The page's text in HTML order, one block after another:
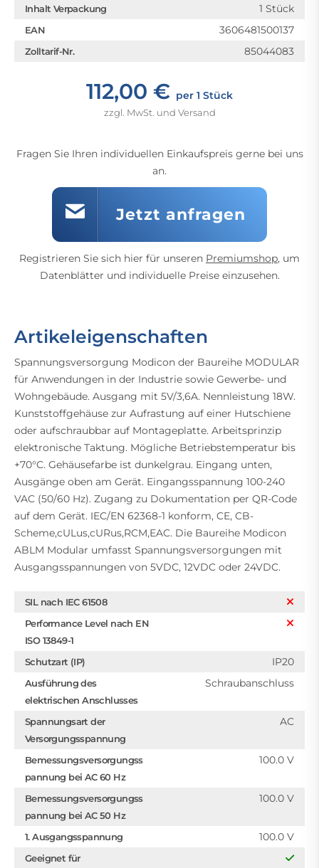
Inhalt Verpackung 1 Stück
EAN 3606481500137
Zolltarif-Nr. 85044083
112,00 € per 1 Stück
zzgl. MwSt. und Versand
Fragen Sie Ihren individuellen Einkaufspreis gerne bei uns
an.
Jetzt anfragen
Registrieren Sie sich hier für unseren Premiumshop, um
Datenblätter und individuelle Preise einzusehen.
Artikeleigenschaften
Spannungsversorgung Modicon der Baureihe MODULAR
für Anwendungen in der Industrie sowie Gewerbe- und
Wohngebäude. Ausgang mit 5V/3,6A. Nennleistung 18W.
Kunststoffgehäuse zur Aufrastung auf einer Hutschiene
oder aufschraubbar auf Montageplatte. Arbeitsprinzip
elektronische Taktung. Mögliche Betriebstemperatur bis
+70°C. Gehäusefarbe ist dunkelgrau. Eingang unten,
Ausgänge oben am Gerät. Eingangsspannung 100-240
VAC (50/60 Hz). Zugang zu Dokumentation per QR-Code
auf dem Gerät. IEC/EN 62368-1 konform, CE, CB-
Scheme,cULus,cURus,RCM,EAC. Die Baureihe Modicon
ABLM Modular umfasst Spannungsversorgungen mit
Ausgangsspannungen von 5VDC, 12VDC oder 24VDC.
SIL nach IEC 61508
Performance Level nach EN
ISO 13849-1
Schutzart (IP)
IP20
Ausführung des
elektrischen Anschlusses
Schraubanschluss
Spannungsart der
Versorgungsspannung
AC
Bemessungsversorgungss
pannung bei AC 60 Hz
100.0 V
Bemessungsversorgungss
pannung bei AC 50 Hz
100.0 V
1. Ausgangsspannung 100.0 V
Geeignet für